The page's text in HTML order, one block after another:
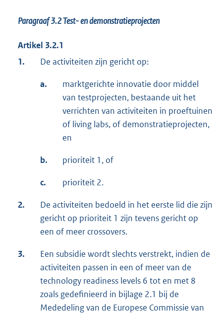
Paragraaf 3.2Test- en demonstratieprojecten
Artikel 3.2.1
1.
De activiteiten zijn gericht op:
a.
marktgerichte innovatie door middel
van testprojecten, bestaande uit het
verrichten van activiteiten in proeftuinen
of living labs, of demonstratieprojecten,
en
b. prioriteit 1, of
c. prioriteit 2.
2.
De activiteiten bedoeld in het eerste lid die zijn
gericht op prioriteit 1 zijn tevens gericht op
een of meer crossovers.
3.
Een subsidie wordt slechts verstrekt, indien de
activiteiten passen in een of meer van de
technology readiness levels 6 tot en met 8
zoals gedefinieerd in bijlage 2.1 bij de
Mededeling van de Europese Commissie van